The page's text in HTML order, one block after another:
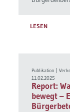
LESEN
Publikation |
11.02.2025
Report:
bewegt –